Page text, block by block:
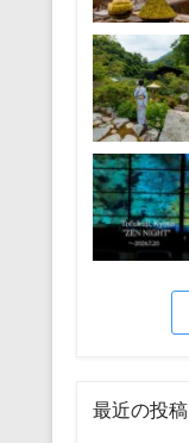
最近の投稿